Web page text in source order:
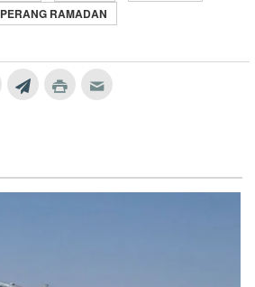
PERANG RAMADAN